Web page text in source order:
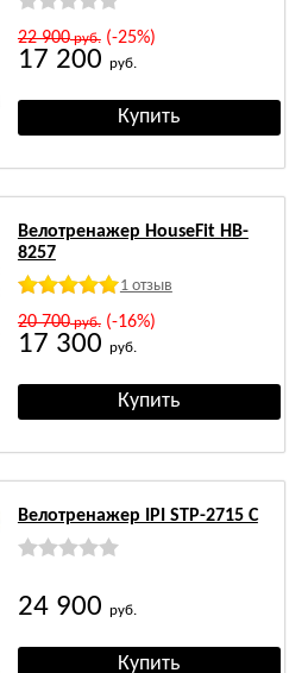
22 900руб.(-25%)
17 200 руб.
Велотренажер HouseFit HB-
8257
1 отзыв
20 700руб.(-16%)
17 300 руб.
Велотренажер IPI STP-2715 C
24 900 руб.